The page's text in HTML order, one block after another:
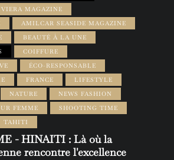
MAGAZINE
AMILCAR SEASIDE MAGAZINE
BEAUTÉ À LA UNE
COIFFURE
ÉCO-RESPONSABLE
FRANCE
LIFESTYLE
NATURE
NEWS FASHION
FEMME
SHOOTING TIME
TAHITI
- HINAITI : Là où la
rencontre l'excellence